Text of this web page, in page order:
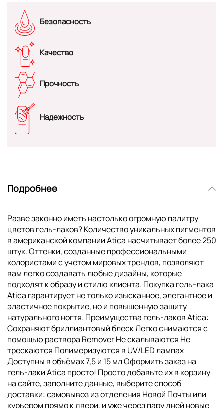
Безопасность
Качество
Прочность
Надежность
Подробнее
Разве законно иметь настолько огромную палитру
цветов гель-лаков? Количество уникальных пигментов
в американской компании Atica насчитывает более 250
штук. Оттенки, созданные профессиональными
колористами с учетом мировых трендов, позволяют
вам легко создавать любые дизайны, которые
подходят к образу и стилю клиента. Покупка гель-лака
Atica гарантирует не только изысканное, элегантное и
эластичное покрытие, но и повышенную защиту
натурального ногтя. Преимущества гель-лаков Atica:
Сохраняют бриллиантовый блеск Легко снимаются с
помощью раствора Remover Не скалываются Не
трескаются Полимеризуются в UV/LED лампах
Доступны в объёмах 7,5 и 15 мл Оформить заказ на
гель-лаки Atica просто! Просто добавьте их в корзину
на сайте, заполните данные, выберите способ
доставки: самовывоз из отделения Новой Почты или
курьером прямо к двери, и уже через пару дней новые